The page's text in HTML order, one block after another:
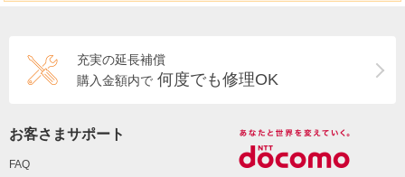
充実の延長補償
購入金額内で 何度でも修理OK
お客さまサポート
FAQ